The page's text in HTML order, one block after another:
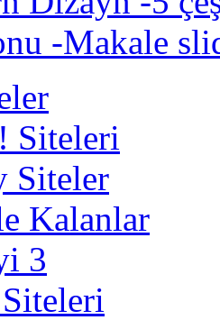
-Makale
Siteleri
Siteler
Kalanlar
3